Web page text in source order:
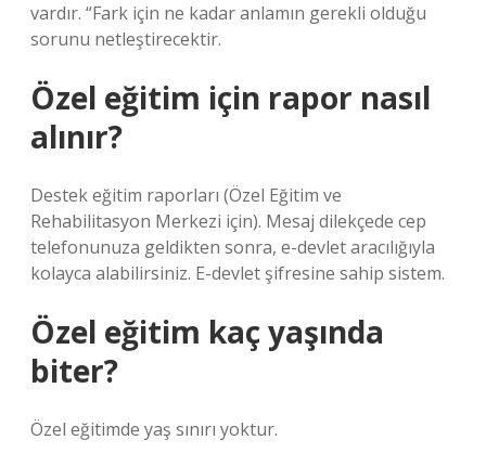
vardır. “Fark için ne kadar anlamın gerekli olduğu
sorunu netleştirecektir.
Özel eğitim için rapor nasıl
alınır?
Destek eğitim raporları (Özel Eğitim ve
Rehabilitasyon Merkezi için). Mesaj dilekçede cep
telefonunuza geldikten sonra, e-devlet aracılığıyla
kolayca alabilirsiniz. E-devlet şifresine sahip sistem.
Özel eğitim kaç yaşında
biter?
Özel eğitimde yaş sınırı yoktur.